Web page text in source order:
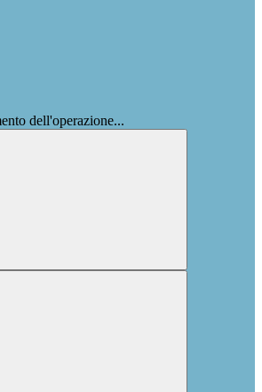
dell'operazione...